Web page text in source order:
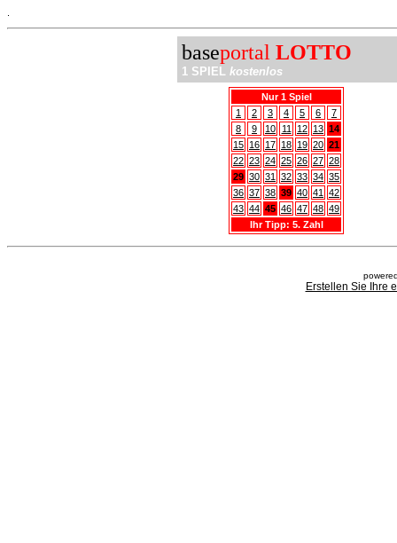
baseportal LOTTO
1 SPIEL kostenlos
Nur 1 Spiel
1
2 3 4 5 6
7
8
9 10 11 12 13 14
15 16 17 18 19 20 21
22 23 24 25 26 27 28
29 30 31 32 33 34 35
36 37 38 39 40 41
42
43 44 45 46 47 48 49
Ihr Tipp: 5. Zahl
Erstellen Sie Ihre